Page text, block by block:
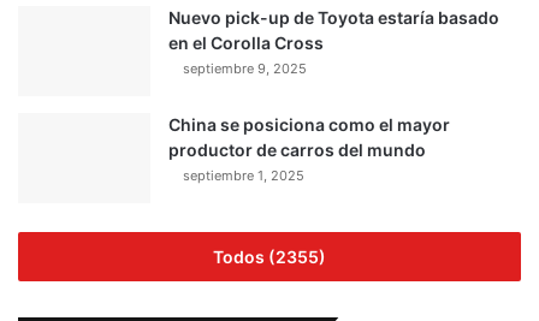
Nuevo pick-up de Toyota estaría basado
en el Corolla Cross
septiembre 9, 2025
China se posiciona como el mayor
productor de carros del mundo
septiembre 1, 2025
Todos (2355)